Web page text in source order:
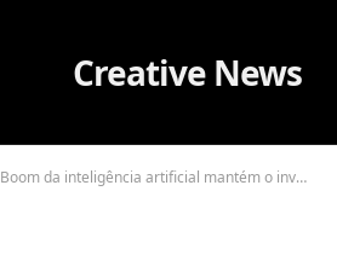
Boom da inteligência artificial mantém o investimento em venture capital mundial nos 85 mil milhões de euros